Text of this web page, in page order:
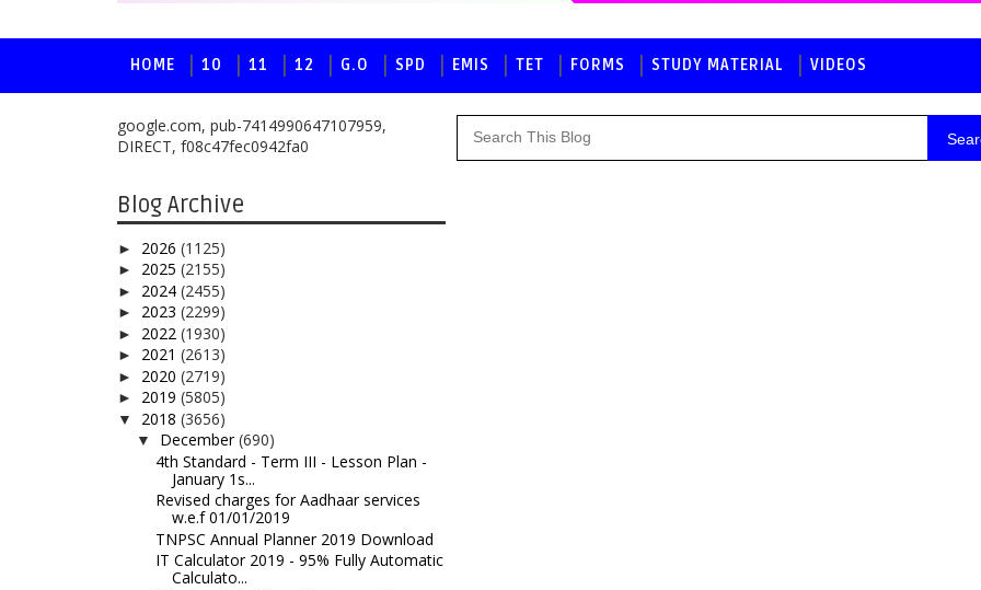
HOME 10 11 12 G.O SPD EMIS TET FORMS STUDY MATERIAL VIDEOS
google.com, pub-7414990647107959,
DIRECT, f08c47fec0942fa0
Blog Archive
► 2026 (1125)
► 2025 (2155)
► 2024 (2455)
► 2023 (2299)
► 2022 (1930)
► 2021 (2613)
► 2020 (2719)
► 2019 (5805)
▼ 2018 (3656)
▼ December(690)
4th Standard - Term III - Lesson Plan -
January 1s...
Revised charges for Aadhaar services
w.e.f 01/01/2019
TNPSC Annual Planner 2019 Download
IT Calculator 2019 - 95% Fully Automatic
Calculato...